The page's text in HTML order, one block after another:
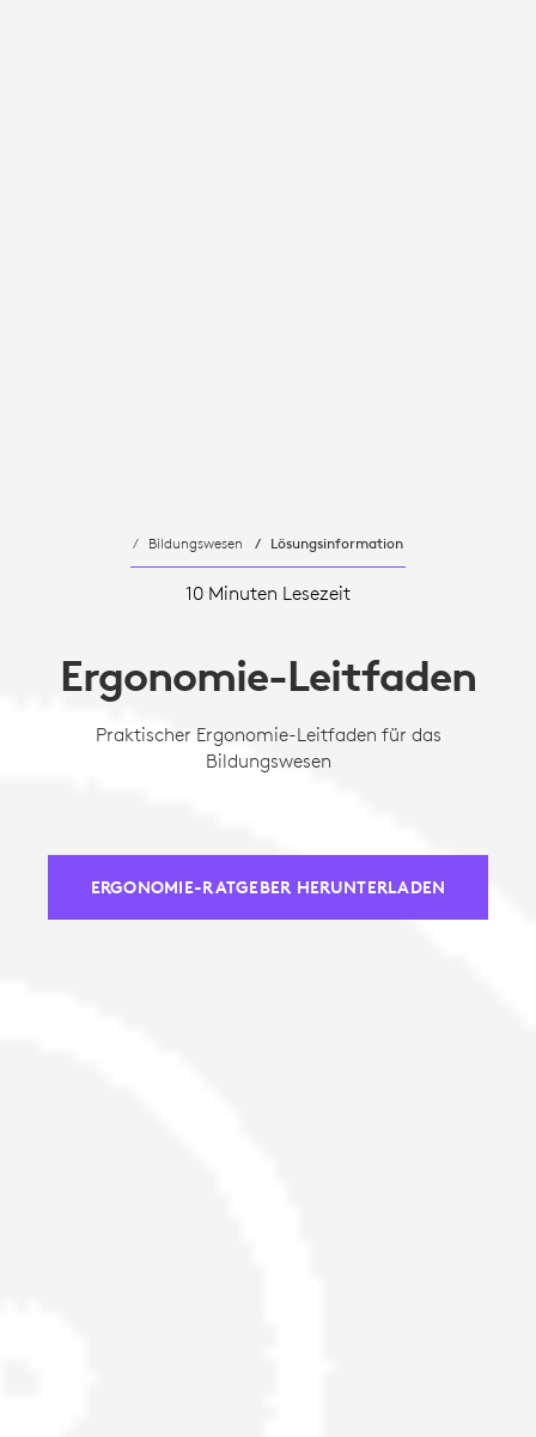
Bildungswesen Lösungsinformation
10 Minuten Lesezeit
Ergonomie-Leitfaden
Praktischer Ergonomie-Leitfaden für das
Bildungswesen
ERGONOMIE-RATGEBER HERUNTERLADEN